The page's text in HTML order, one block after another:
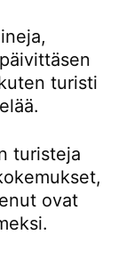
turisti
turisteja
ovat